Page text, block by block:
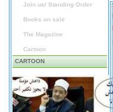
Join us/ Standing Order
Books on sale
The Magazine
Cartoon
CARTOON